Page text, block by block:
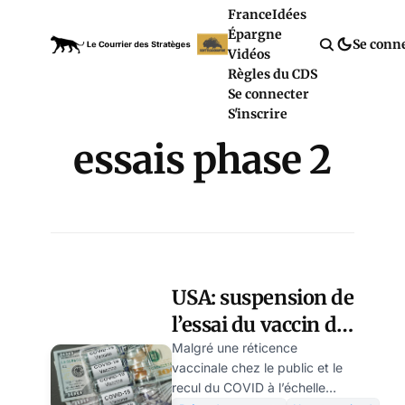
FranceIdées
Épargne
Vidéos
Règles du CDS
Se connecter
S'inscrire
Se
essais phase 2
USA: suspension de
l’essai du vaccin de
Novavax après un
signalement
Malgré une réticence
vaccinale chez le public et le
recul du COVID à l’échelle